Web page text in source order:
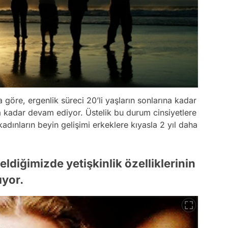
ergenlik süreci 20’li yaşların sonlarına kadar
devam ediyor. Üstelik bu durum cinsiyetlere
beyin gelişimi erkeklere kıyasla 2 yıl daha
yetişkinlik özelliklerinin